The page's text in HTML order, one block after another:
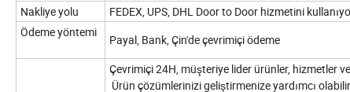
Nakliye yolu
FEDEX, UPS, DHL Door to Door hizmetini
Ödeme yöntemi
Payal, Bank, Çin'de çevrimiçi ödeme
Çevrimiçi 24H, müşteriye lider ürünler, hizmetler
Ürün çözümlerinizi geliştirmenize yardımcı